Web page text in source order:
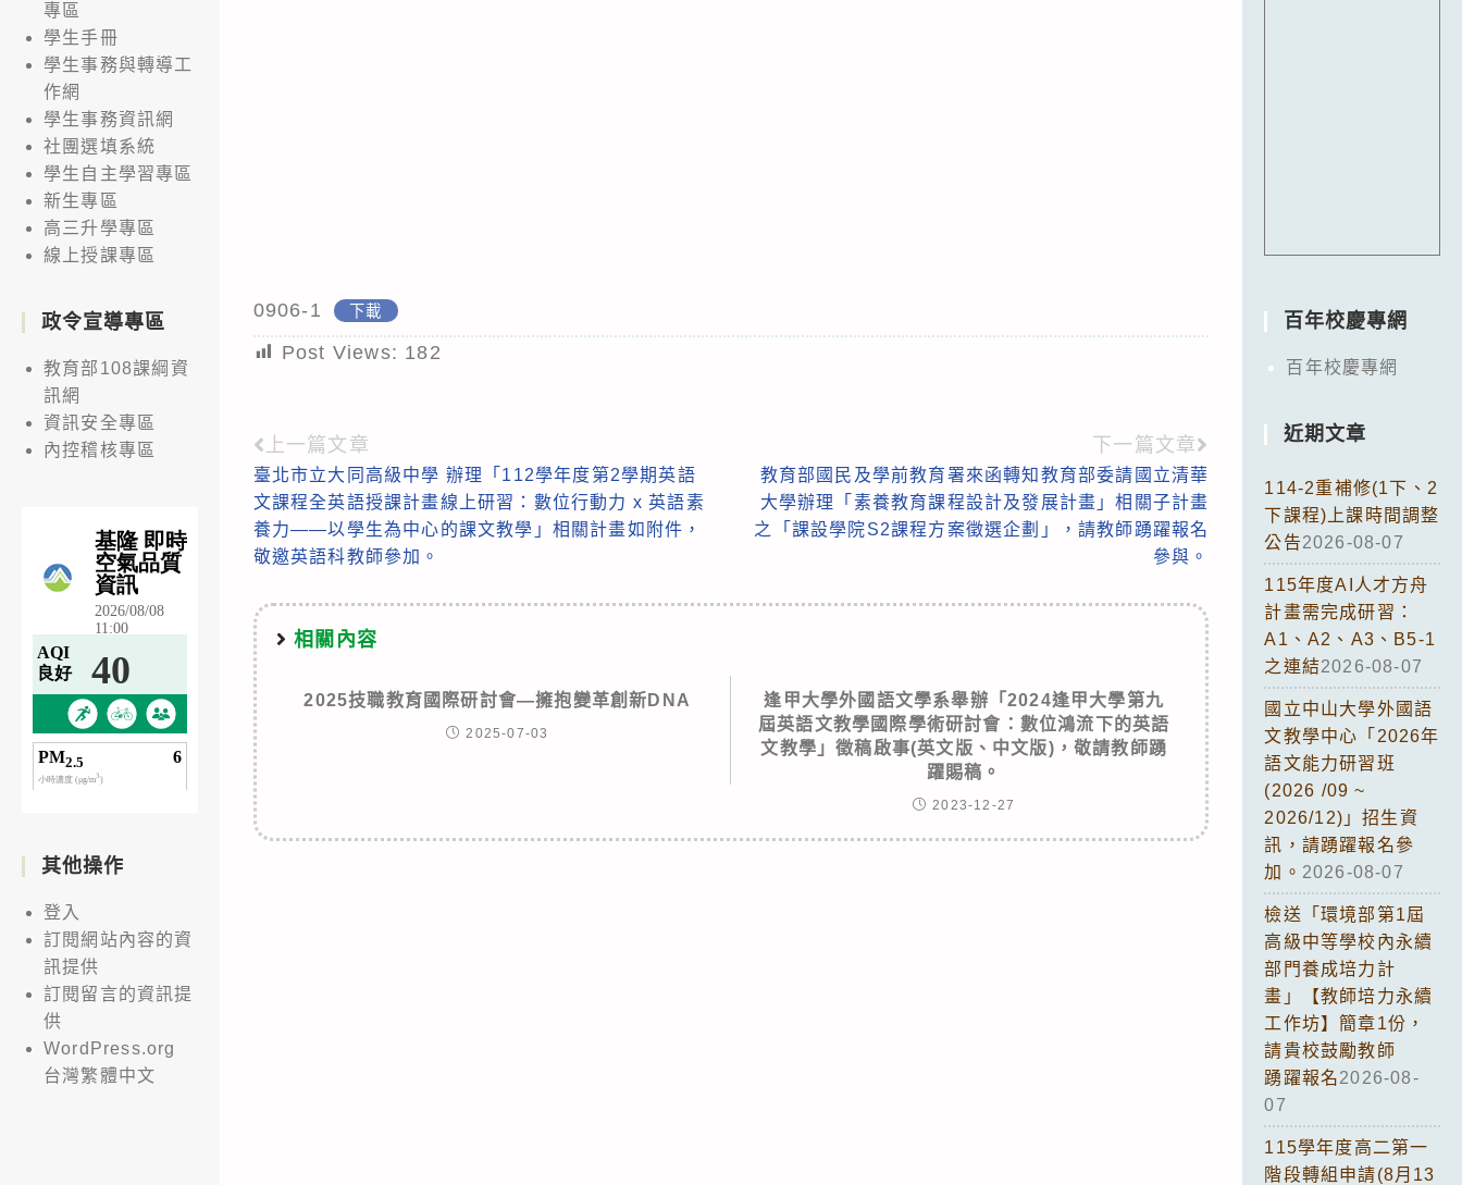
0906-1 下載
Post Views: 182
Read
more
articles
上一篇文章
臺北市立大同高級中學 辦理「112學年度第2學期英語
文課程全英語授課計畫線上研習：數位行動力 x 英語素
養力——以學生為中心的課文教學」相關計畫如附件，
敬邀英語科教師參加。
下一篇文章
教育部國民及學前教育署來函轉知教育部委請國立清華
大學辦理「素養教育課程設計及發展計畫」相關子計畫
之「課設學院S2課程方案徵選企劃」，請教師踴躍報名
參與。
相關內容
2025技職教育國際研討會—擁抱變革創新DNA
2025-07-03
逢甲大學外國語文學系舉辦「2024逢甲大學第九
屆英語文教學國際學術研討會：數位鴻流下的英語
文教學」徵稿啟事(英文版、中文版)，敬請教師踴
躍賜稿。
2023-12-27
專區
學生手冊
學生事務與轉導工
作網
學生事務資訊網
社團選填系統
學生自主學習專區
新生專區
高三升學專區
線上授課專區
政令宣導專區
教育部108課綱資
訊網
資訊安全專區
內控稽核專區
其他操作
登入
訂閱網站內容的資
訊提供
訂閱留言的資訊提
供
WordPress.org
台灣繁體中文
百年校慶專網
百年校慶專網
近期文章
114-2重補修(1下、2
下課程)上課時間調整
公告2026-08-07
115年度AI人才方舟
計畫需完成研習：
A1、A2、A3、B5-1
之連結2026-08-07
國立中山大學外國語
文教學中心「2026年
語文能力研習班
(2026 /09 ~
2026/12)」招生資
訊，請踴躍報名參
加。 2026-08-07
檢送「環境部第1屆
高級中等學校內永續
部門養成培力計
畫」【教師培力永續
工作坊】簡章1份，
請貴校鼓勵教師
踴躍報名2026-08-
07
115學年度高二第一
階段轉組申請(8月13